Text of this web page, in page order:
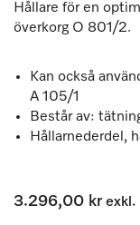
Hållare för en
överkorg O 801/2.
Kan också
A 105/1
Består av:
Hållarnederdel,
3.296,00 krexkl.